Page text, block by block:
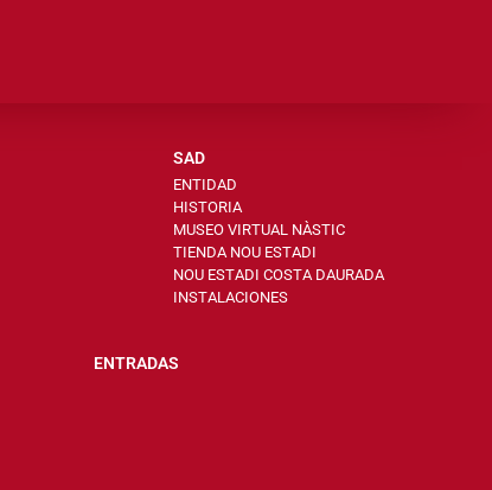
SAD
ENTIDAD
HISTORIA
MUSEO VIRTUAL NÀSTIC
TIENDA NOU ESTADI
NOU ESTADI COSTA DAURADA
INSTALACIONES
ENTRADAS